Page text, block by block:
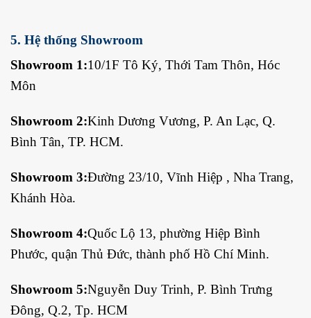
5. Hệ thống Showroom
Showroom 1:10/1F Tô Ký, Thới Tam Thôn, Hóc
Môn
Showroom 2:Kinh Dương Vương, P. An Lạc, Q.
Bình Tân, TP. HCM.
Showroom 3:Đường 23/10, Vĩnh Hiệp , Nha Trang,
Khánh Hòa.
Showroom 4:Quốc Lộ 13, phường Hiệp Bình
Phước, quận Thủ Đức, thành phố Hồ Chí Minh.
Showroom 5:Nguyễn Duy Trinh, P. Bình Trưng
Đông, Q.2, Tp. HCM